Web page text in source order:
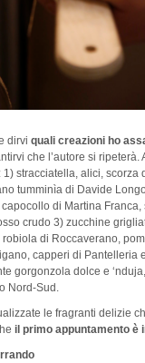
dirvi quali creazioni ho
che l’autore si ripeterà.
1) stracciatella, alici, scorza
tumminìa di Davide
di Martina Franca,
crudo 3) zucchine
robiola di Roccaverano,
capperi di Pantelleria
gorgonzola dolce e
Nord-Sud.
le fragranti delizie
il primo appuntamento è